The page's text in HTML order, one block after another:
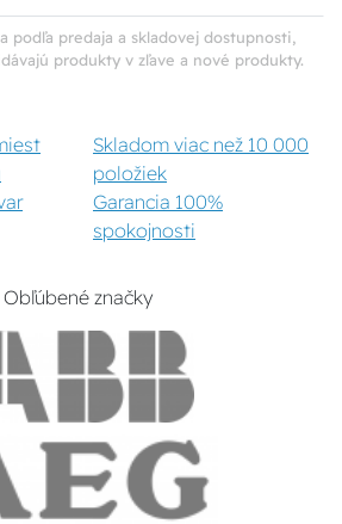
podľa predaja a skladovej dostupnosti,
produkty v zľave a nové produkty.
Skladom viac než 10 000
položiek
Garancia 100%
spokojnosti
Obľúbené značky